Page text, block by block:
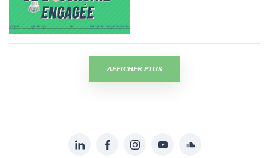
AFFICHER PLUS
LinkedInFacebookInstagramYouTubeSoundcloud